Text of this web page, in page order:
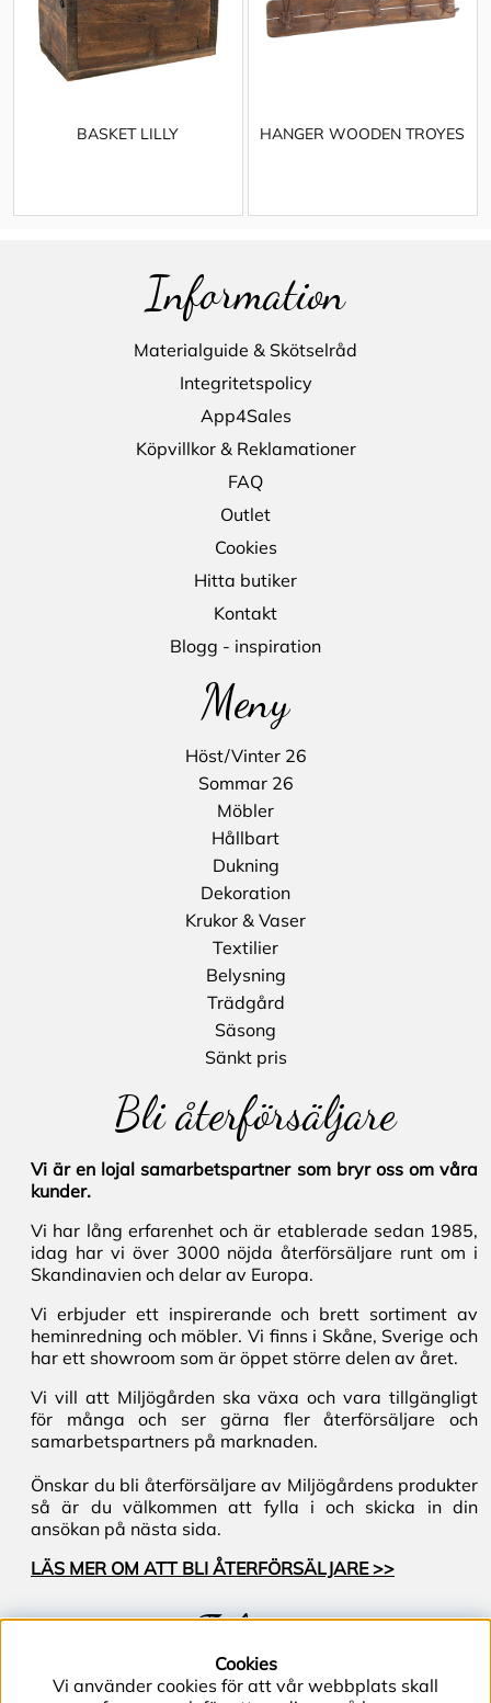
BASKET LILLY HANGER WOODEN TROYES
Information
Materialguide & Skötselråd
Integritetspolicy
App4Sales
Köpvillkor & Reklamationer
FAQ
Outlet
Cookies
Hitta butiker
Kontakt
Blogg - inspiration
Meny
Höst/Vinter 26
Sommar 26
Möbler
Hållbart
Dukning
Dekoration
Krukor & Vaser
Textilier
Belysning
Trädgård
Säsong
Sänkt pris
Bli återförsäljare
Vi är en lojal samarbetspartner som bryr oss om våra
kunder.
Vi har lång erfarenhet och är etablerade sedan 1985,
idag har vi över 3000 nöjda återförsäljare runt om i
Skandinavien och delar av Europa.
Vi erbjuder ett inspirerande och brett sortiment av
heminredning och möbler. Vi finns i Skåne, Sverige och
har ett showroom som är öppet större delen av året.
Vi vill att Miljögården ska växa och vara tillgängligt
för många och ser gärna fler återförsäljare och
samarbetspartners på marknaden.
Önskar du bli återförsäljare av Miljögårdens produkter
så är du välkommen att fylla i och skicka in din
ansökan på nästa sida.
LÄS MER OM ATT BLI ÅTERFÖRSÄLJARE >>
Följ oss
Cookies
Vi använder cookies för att vår webbplats skall